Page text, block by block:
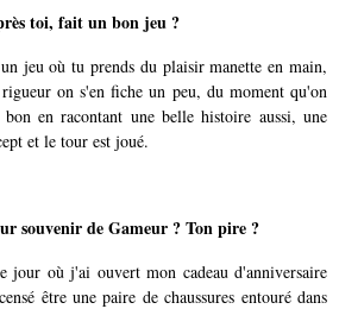
toi, fait un bon jeu ?
jeu où tu prends du plaisir manette en main,
on s'en fiche un peu, du moment qu'on
en racontant une belle histoire aussi, une
et le tour est joué.
souvenir de Gameur ? Ton pire ?
jour où j'ai ouvert mon cadeau d'anniversaire
être une paire de chaussures entouré dans